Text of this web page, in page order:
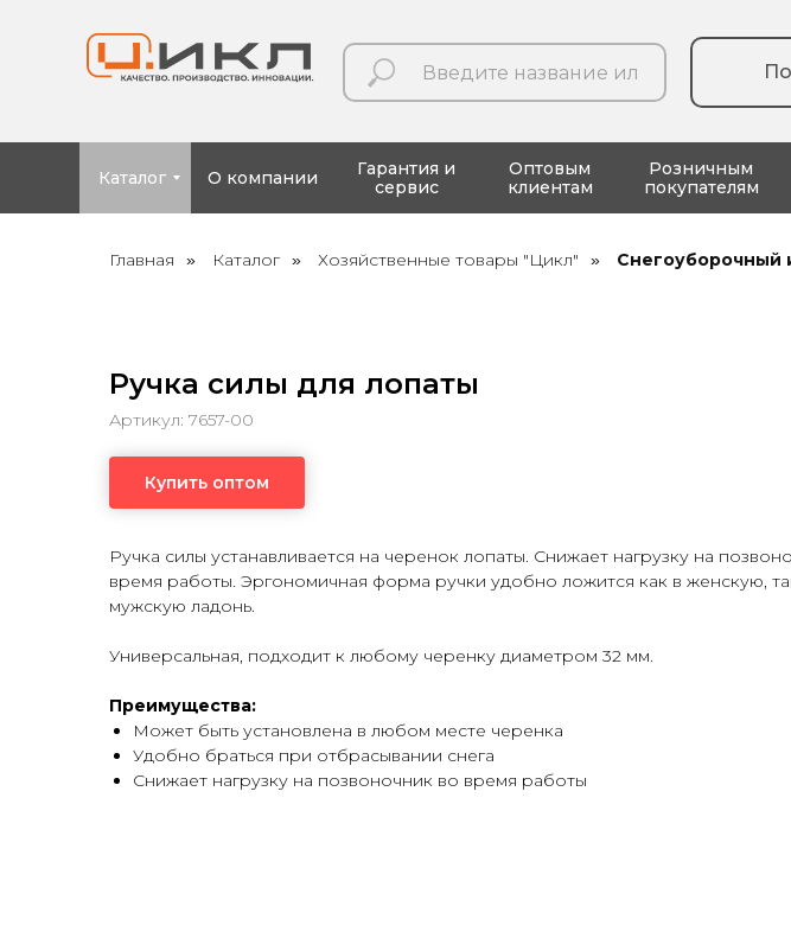
Каталог О компании
Гарантия и
сервис
Оптовым
клиентам
Розничным
покупателям
Главная » Каталог » Хозяйственные товары "Цикл" » Снегоуборочный
Ручка силы для лопаты
Артикул: 7657-00
Купить оптом
Ручка силы устанавливается на черенок лопаты. Снижает нагрузку на
время работы. Эргономичная форма ручки удобно ложится как в женскую,
мужскую ладонь.
Универсальная, подходит к любому черенку диаметром 32 мм.
Преимущества:
Может быть установлена в любом месте черенка
Удобно браться при отбрасывании снега
Снижает нагрузку на позвоночник во время работы